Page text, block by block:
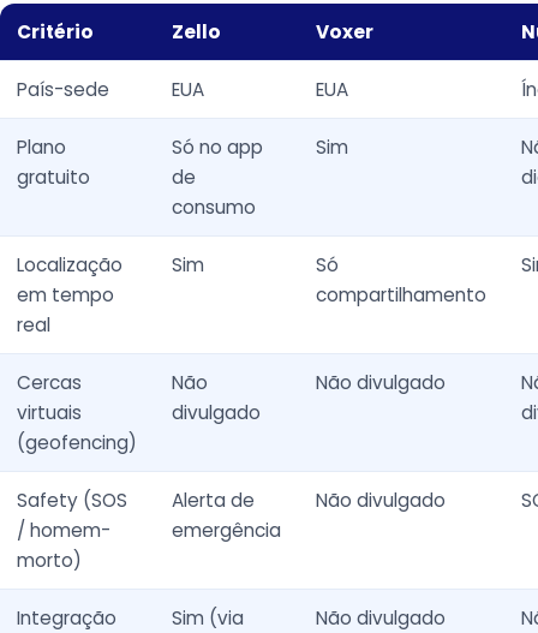
Critério Zello Voxer
País-sede EUA EUA
Plano
gratuito
Só no app
de
consumo
Sim
Localização
em tempo
real
Sim
Só
compartilhamento
Cercas
virtuais
(geofencing)
Não
divulgado
Não divulgado
Safety (SOS
/ homem-
morto)
Alerta de
emergência
Não divulgado
Integração
Sim (via
Não divulgado